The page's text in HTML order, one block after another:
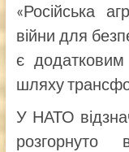
«Російська
війни для
є
шляху
У НАТО